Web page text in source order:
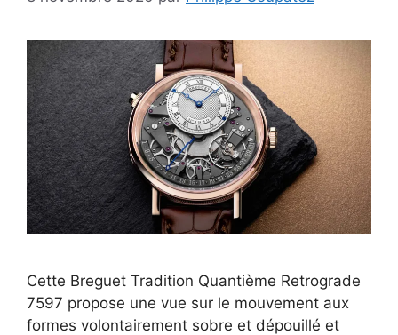
Cette Breguet Tradition Quantième Retrograde
7597 propose une vue sur le mouvement aux
formes volontairement sobre et dépouillé et